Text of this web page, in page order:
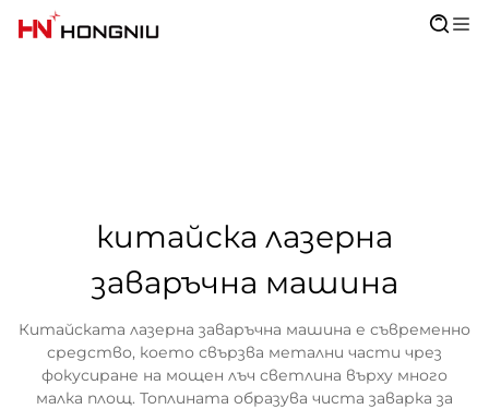
китайска лазерна
заваръчна машина
Китайската лазерна заваръчна машина е съвременно
средство, което свързва метални части чрез
фокусиране на мощен лъч светлина върху много
малка площ. Топлината образува чиста заварка за